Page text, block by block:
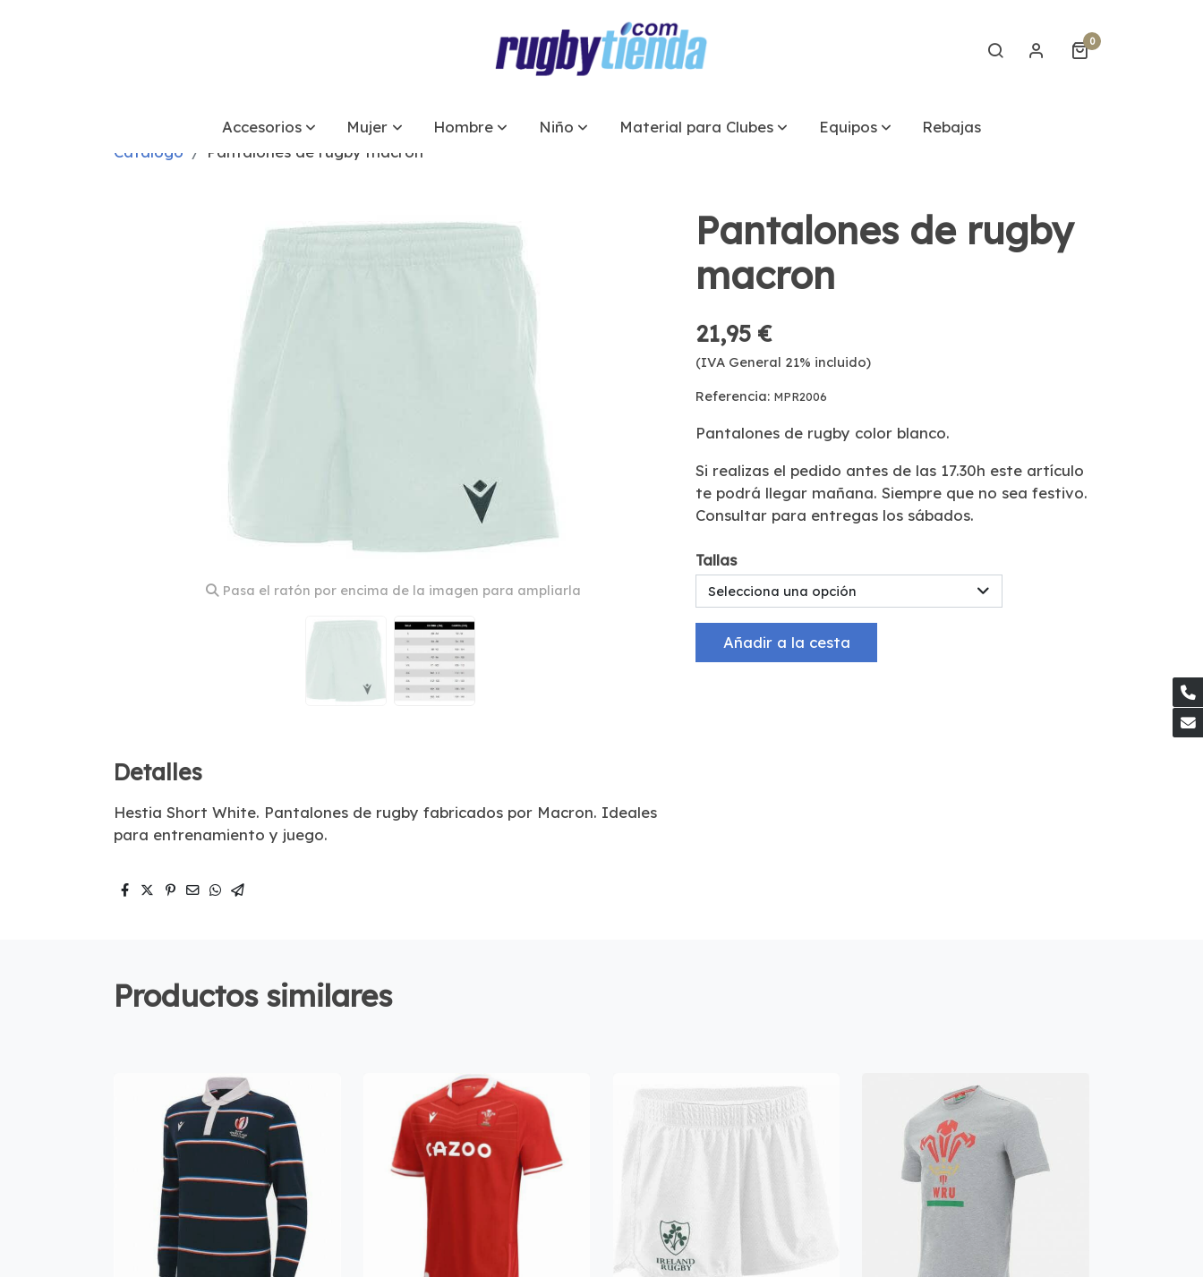
0
Accesorios Mujer Hombre Niño Material para Clubes Equipos
Rebajas
Catálogo
Pantalones de rugby macron
Pasa el ratón por encima de la imagen para ampliarla
Detalles
Hestia Short White. Pantalones de rugby fabricados por Macron. Ideales
para entrenamiento y juego.
Pantalones de rugby
macron
21,95 €
(IVA General 21% incluido)
Referencia: MPR2006
Pantalones de rugby color blanco.
Si realizas el pedido antes de las 17.30h este artículo
te podrá llegar mañana. Siempre que no sea festivo.
Consultar para entregas los sábados.
Tallas
Selecciona una opción
Añadir a la cesta
Productos similares